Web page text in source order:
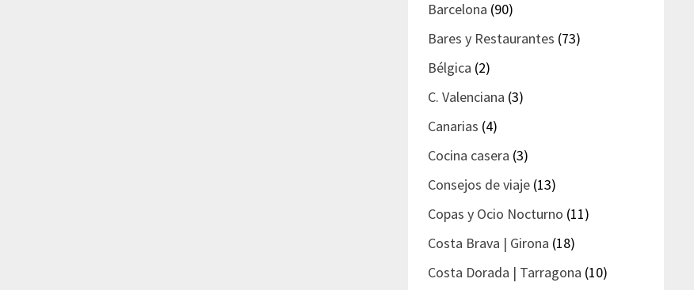
Barcelona (90)
Bares y Restaurantes (73)
Bélgica (2)
C. Valenciana (3)
Canarias (4)
Cocina casera (3)
Consejos de viaje (13)
Copas y Ocio Nocturno (11)
Costa Brava | Girona (18)
Costa Dorada | Tarragona (10)